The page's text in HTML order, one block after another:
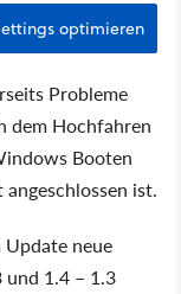
optimieren
Probleme
dem Hochfahren
Booten
ist.
neue
und 1.4 – 1.3